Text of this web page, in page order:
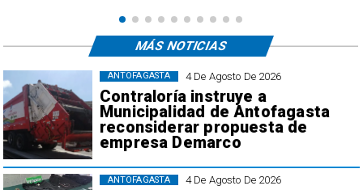
4 De Agosto De 2026
Contraloría instruye a
Municipalidad de Antofagasta
reconsiderar propuesta de
empresa Demarco
ANTOFAGASTA
4 De Agosto De 2026
ANTOFAGASTA
MÁS NOTICIAS